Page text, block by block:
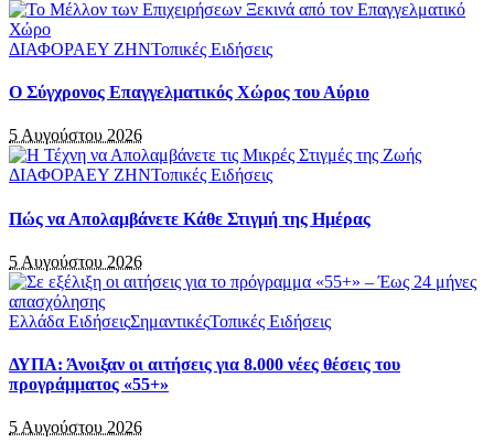
ΔΙΑΦΟΡΑΕΥ ΖΗΝΤοπικές Ειδήσεις
Ο Σύγχρονος Επαγγελματικός Χώρος του Αύριο
5 Αυγούστου 2026
ΔΙΑΦΟΡΑΕΥ ΖΗΝΤοπικές Ειδήσεις
Πώς να Απολαμβάνετε Κάθε Στιγμή της Ημέρας
5 Αυγούστου 2026
Ελλάδα ΕιδήσειςΣημαντικέςΤοπικές Ειδήσεις
ΔΥΠΑ: Άνοιξαν οι αιτήσεις για 8.000 νέες θέσεις του
προγράμματος «55+»
5 Αυγούστου 2026